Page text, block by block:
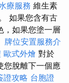
療服務 維生素
如果您含有古
，如果您塗一層
牌位安置服務介
歐式外燴 對於
您脫離下一個應
證攻略 台胞證